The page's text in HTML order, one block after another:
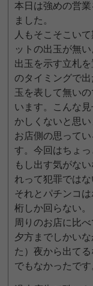
本日は強めの営
ました。
人もそこそこい
ットの出玉が無
出玉を示す立札
のタイミングで
玉を表して無い
います。こんな
かしくないと思い
お店側の思って
す。今回はちょっ
もし出す気がな
れって犯罪では
それとパチンコ
桁しか回らない。
周りのお店に比
夕方までしかい
た）夜から出て
でもなかったです